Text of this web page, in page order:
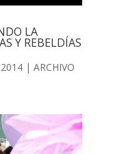
LA
Y REBELDÍAS
| ARCHIVO